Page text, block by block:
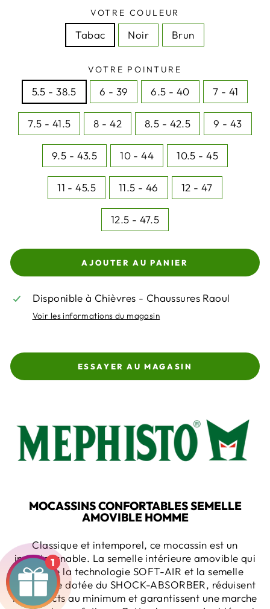
VOTRE COULEUR
Tabac Noir Brun
VOTRE POINTURE
5.5 - 38.5 6 - 39 6.5 - 40 7 - 41
7.5 - 41.5 8 - 42 8.5 - 42.5 9 - 43
9.5 - 43.5 10 - 44 10.5 - 45
11 - 45.5 11.5 - 46 12 - 47
12.5 - 47.5
AJOUTER AU PANIER
Disponible à Chièvres - Chaussures Raoul
Voir les informations du magasin
ESSAYER AU MAGASIN
MOCASSINS CONFORTABLES SEMELLE
AMOVIBLE HOMME
Classique et intemporel, ce mocassin est un
incontournable. La semelle intérieure amovible qui
intègre la technologie SOFT-AIR et la semelle
extérieure dotée du SHOCK-ABSORBER, réduisent
les impacts au minimum et garantissent une marche
1